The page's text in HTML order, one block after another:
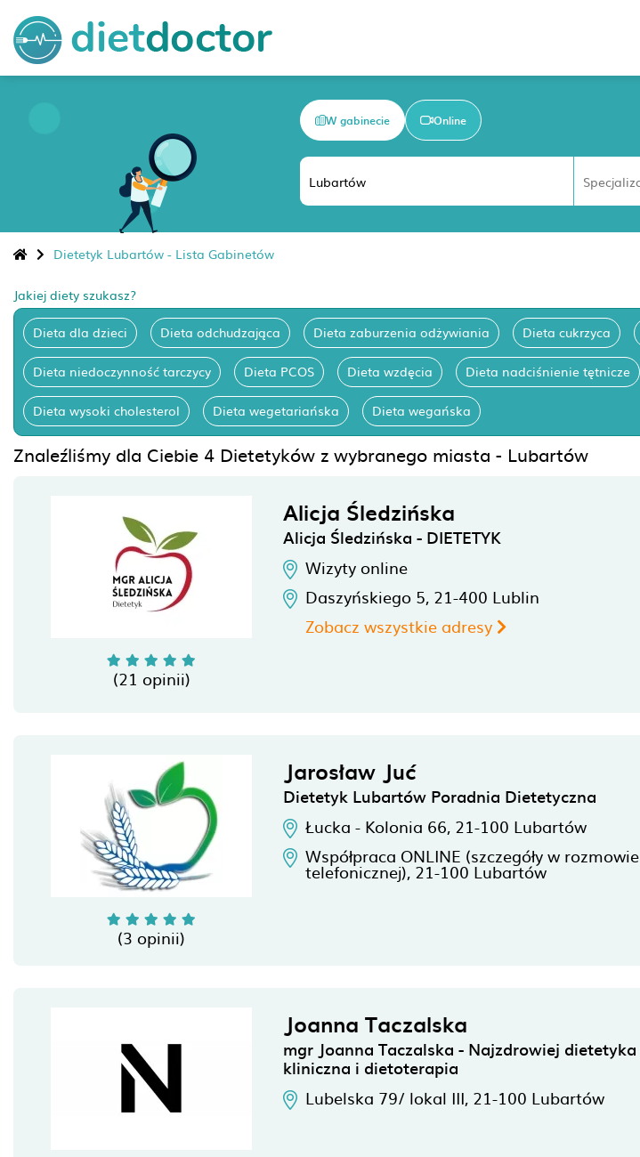
W gabinecie Online
Dietetyk Lubartów - Lista Gabinetów
Jakiej diety szukasz?
Dieta dla dzieci Dieta odchudzająca Dieta zaburzenia odżywiania Dieta cukrzyca
Dieta niedoczynność tarczycy Dieta PCOS Dieta wzdęcia Dieta nadciśnienie tętnicze
Dieta wysoki cholesterol Dieta wegetariańska Dieta wegańska
Znaleźliśmy dla Ciebie 4 Dietetyków z wybranego miasta - Lubartów
(21 opinii)
Alicja Śledzińska
Alicja Śledzińska - DIETETYK
Wizyty online
Daszyńskiego 5, 21-400 Lublin
Zobacz wszystkie adresy
(3 opinii)
Jarosław Juć
Dietetyk Lubartów Poradnia Dietetyczna
Łucka - Kolonia 66, 21-100 Lubartów
Współpraca ONLINE (szczegóły w rozmowie
telefonicznej), 21-100 Lubartów
Joanna Taczalska
mgr Joanna Taczalska - Najzdrowiej dietetyka
kliniczna i dietoterapia
Lubelska 79/ lokal III, 21-100 Lubartów